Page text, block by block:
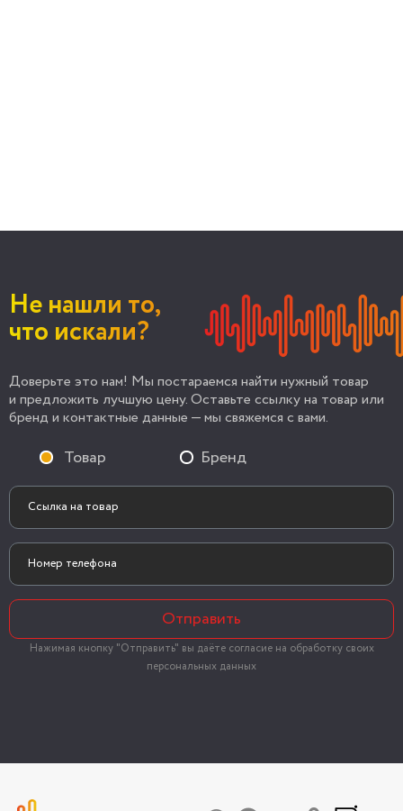
Не нашли то,
что искали?
Доверьте это нам! Мы постараемся найти нужный товар
и предложить лучшую цену. Оставьте ссылку на товар или
бренд и контактные данные — мы свяжемся с вами.
Товар Бренд
Отправить
Нажимая кнопку "Отправить" вы даёте согласие на обработку своих
персональных данных